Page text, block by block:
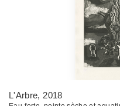
L'Arbre, 2018